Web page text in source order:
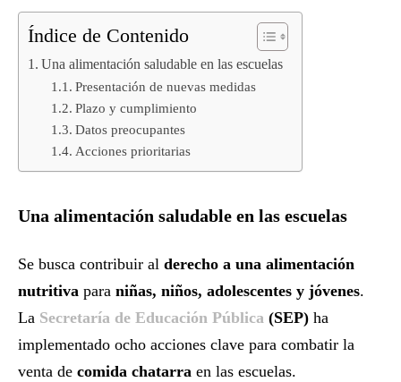
Índice de Contenido
Una alimentación saludable en las escuelas
Presentación de nuevas medidas
Plazo y cumplimiento
Datos preocupantes
Acciones prioritarias
Una alimentación saludable en las escuelas
Se busca contribuir al derecho a una alimentación
nutritiva para niñas, niños, adolescentes y jóvenes.
La Secretaría de Educación Pública (SEP) ha
implementado ocho acciones clave para combatir la
venta de comida chatarra en las escuelas.